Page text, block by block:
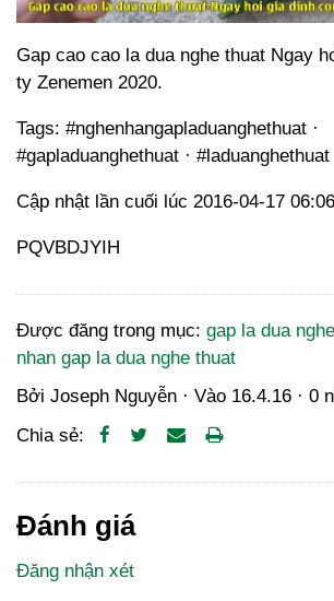
Gap cao cao la dua nghe thuat Ngay
ty Zenemen 2020.
Tags: #nghenhangapladuanghethuat ·
#gapladuanghethuat · #laduanghethuat
Cập nhật lần cuối lúc 2016-04-17
PQVBDJYIH
Được đăng trong mục: gap la dua
nhan gap la dua nghe thuat
Bởi Joseph Nguyễn · Vào 16.4.16 · 0
Chia sẻ:
Đánh giá
Đăng nhận xét